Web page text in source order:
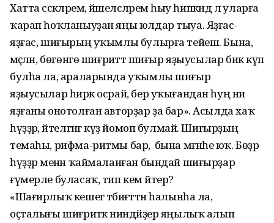
Хатта сәскәләремә, йәшелсәләремә һыу һипкәндә лә уларға
ҡарап һоҡланыуҙан яңы юлдар тыуа. Яҙғас-
яҙғас, шиғырың уҡымлы булырға тейеш. Бына,
мәҫәлән, бөгөнгө шиғриәттә шиғыр яҙыусылар бик күп
булһа ла, араларында уҡымлы шиғыр
яҙыусылар һирәк осрай, бер уҡығандан һуң ни
яҙғаны онотолған авторҙар ҙа бар». Асылда хаҡ
һүҙҙәр, әйтелгәнгә күҙ йомоп булмай. Шиғырҙың
темаһы, рифма-ритмы бар, ә бына мәғәнәһе юҡ. Бөҙрә
һүҙҙәр менән ҡаймаланған бындай шиғырҙар
ғүмерле буласаҡ, тип кем әйтер?
«Шағирлыҡ кешегә тәбиғәттән һалынһа ла,
оҫталығы шиғриәткә ниндәйҙер яңылыҡ алып